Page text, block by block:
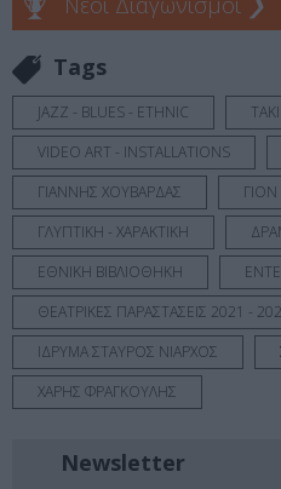
Tags
JAZZ - BLUES - ETHNIC
VIDEO ART - INSTALLATIONS
ΓΙΑΝΝΗΣ ΧΟΥΒΑΡΔΑΣ
ΓΛΥΠΤΙΚΗ - ΧΑΡΑΚΤΙΚΗ
ΕΘΝΙΚΗ ΒΙΒΛΙΟΘΗΚΗ
ΘΕΑΤΡΙΚΕΣ ΠΑΡΑΣΤΑΣΕΙΣ 2021 -
ΙΔΡΥΜΑ ΣΤΑΥΡΟΣ ΝΙΑΡΧΟΣ
ΧΑΡΗΣ ΦΡΑΓΚΟΥΛΗΣ
Newsletter